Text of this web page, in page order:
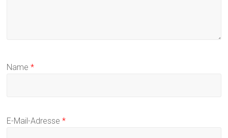
Name*
E-Mail-Adresse*